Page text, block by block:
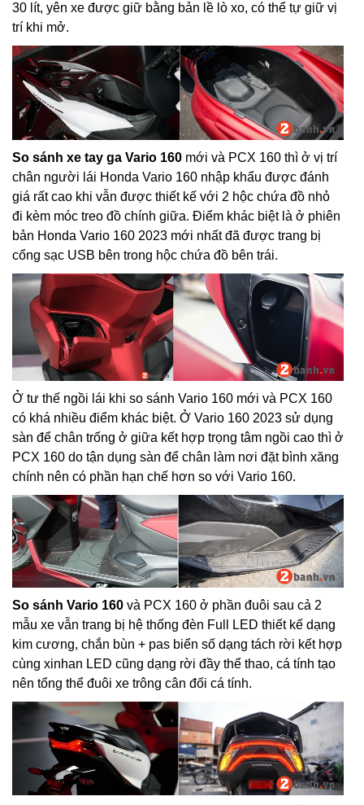
30 lít, yên xe được giữ bằng bản lề lò xo, có thể tự giữ vị
trí khi mở.
So sánh xe tay ga Vario 160 mới và PCX 160 thì ở vị trí
chân người lái Honda Vario 160 nhập khẩu được đánh
giá rất cao khi vẫn được thiết kế với 2 hộc chứa đồ nhỏ
đi kèm móc treo đồ chính giữa. Điểm khác biệt là ở phiên
bản Honda Vario 160 2023 mới nhất đã được trang bị
cổng sạc USB bên trong hộc chứa đồ bên trái.
Ở tư thế ngồi lái khi so sánh Vario 160 mới và PCX 160
có khá nhiều điểm khác biệt. Ở Vario 160 2023 sử dụng
sàn để chân trống ở giữa kết hợp trọng tâm ngồi cao thì ở
PCX 160 do tận dụng sàn để chân làm nơi đặt bình xăng
chính nên có phần hạn chế hơn so với Vario 160.
So sánh Vario 160 và PCX 160 ở phần đuôi sau cả 2
mẫu xe vẫn trang bị hệ thống đèn Full LED thiết kế dạng
kim cương, chắn bùn + pas biển số dạng tách rời kết hợp
cùng xinhan LED cũng dạng rời đầy thể thao, cá tính tạo
nên tổng thể đuôi xe trông cân đối cá tính.